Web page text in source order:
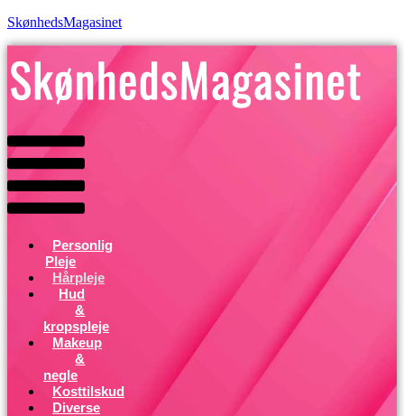
SkønhedsMagasinet
Menu
Personlig
Pleje
Hårpleje
Hud
&
kropspleje
Makeup
&
negle
Kosttilskud
Diverse